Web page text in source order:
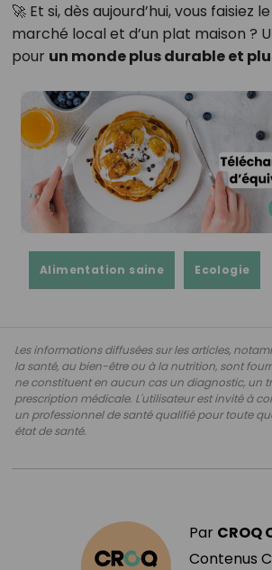
🚀 Et si, dès aujourd’hui, vous faisiez
marché local et d’un plat maison ?
pour un monde plus durable et
Alimentation saine Ecologie
Les informations diffusées sur les articles,
la santé, au bien-être ou à la nutrition, sont
ne constituent en aucun cas un diagnostic, un
prescription médicale. L'utilisateur est invité à
un professionnel de santé qualifié pour toute
état de santé.
Par CROQ
Contenus